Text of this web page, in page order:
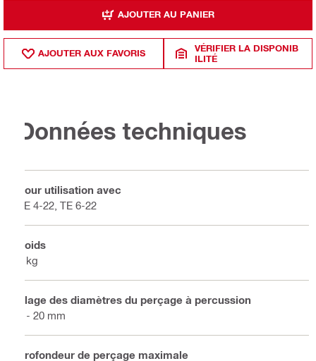
AJOUTER AU PANIER
AJOUTER AUX FAVORIS
VÉRIFIER LA DISPONIB
ILITÉ
Données techniques
Pour utilisation avec
TE 4-22, TE 6-22
Poids
1 kg
Plage des diamètres du perçage à percussion
4 - 20 mm
Profondeur de perçage maximale